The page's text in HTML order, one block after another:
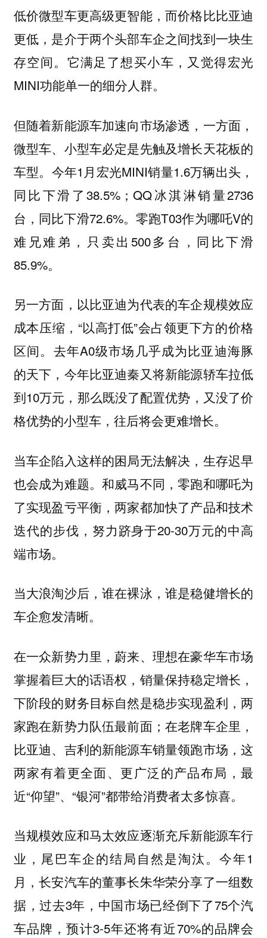
低价微型车更高级更智能，而价格比比亚迪
更低，是介于两个头部车企之间找到一块生
存空间。它满足了想买小车，又觉得宏光
MINI功能单一的细分人群。
但随着新能源车加速向市场渗透，一方面，
微型车、小型车必定是先触及增长天花板的
车型。今年1月宏光MINI销量1.6万辆出头，
同比下滑了38.5%；QQ冰淇淋销量2736
台，同比下滑72.6%。零跑T03作为哪吒V的
难兄难弟，只卖出500多台，同比下滑
85.9%。
另一方面，以比亚迪为代表的车企规模效应
成本压缩，“以高打低”会占领更下方的价格
区间。去年A0级市场几乎成为比亚迪海豚
的天下，今年比亚迪秦又将新能源轿车拉低
到10万元，那么既没了配置优势，又没了价
格优势的小型车，往后将会更难增长。
当车企陷入这样的困局无法解决，生存迟早
也会成为难题。和威马不同，零跑和哪吒为
了实现盈亏平衡，两家都加快了产品和技术
迭代的步伐，努力跻身于20-30万元的中高
端市场。
当大浪淘沙后，谁在裸泳，谁是稳健增长的
车企愈发清晰。
在一众新势力里，蔚来、理想在豪华车市场
掌握着巨大的话语权，销量保持稳定增长，
下阶段的财务目标自然是稳步实现盈利，两
家跑在新势力队伍最前面；在老牌车企里，
比亚迪、吉利的新能源车销量领跑市场，这
两家有着更全面、更广泛的产品布局，最
近“仰望”、“银河”都带给消费者太多惊喜。
当规模效应和马太效应逐渐充斥新能源车行
业，尾巴车企的结局自然是淘汰。今年1
月，长安汽车的董事长朱华荣分享了一组数
据，过去3年，中国市场已经倒下了75个汽
车品牌，预计3-5年还将有近70%的品牌会